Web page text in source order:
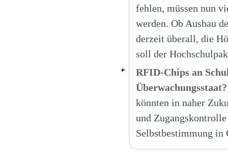
fehlen, müssen nun
werden. Ob Ausbau
derzeit überall, die
soll der
RFID-Chips an
Überwachungsstaat?
könnten in naher
und
Selbstbestimmung in